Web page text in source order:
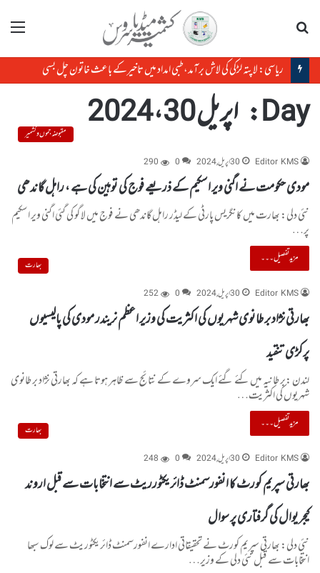
مینو
ریاسی: لاپتہ لڑکی کی لاش برآمد، طبی امداد میں تاخیرکے باعث خاتون چل بسی
Day: اپریل 30، 2024
مقبوضہ جموں و کشمیر
Editor KMS
30 اپریل, 2024 0
290
مودی حکومت نے اگنی ویر اسکیم کے ذریعے فوج کی توہین کی ہے ، راہل گاندھی
نئی دلی: بھارت میں کانگریس پارٹی کے لیڈر راہل گاندھی نے فوج میں لاگو کی گئی اگنی ویر اسکیم
پر…
مزید تفصیل۔۔۔
بھارت
Editor KMS
30 اپریل, 2024 0
252
بھارتی نژاد برطانوی شہریوں کی اکثریت کی وزیر اعظم نریندر مودی کی پالیسیوں
پرکڑی تنقید
لندن :برطانیہ میں کئے گئے ایک سروے کے نتائج سے ظاہر ہوتا ہے کہ بھارتی نژاد برطانوی
شہریوں کی اکثریت…
مزید تفصیل۔۔۔
بھارت
Editor KMS
30 اپریل, 2024 0
248
بھارتی سپریم کورٹ کا انفورسمنٹ ڈائریکٹورریٹ سے انتخابات سے قبل اروند
کیجریوال کی گرفتاری پر سوال
نئی دلی: بھارتی سپریم کورٹ نے تحقیقاتی ادارے انفورسمنٹ ڈائریکٹوریٹ سے لوک سبھا
انتخابات سے قبل نئی دلی کے وزیر…